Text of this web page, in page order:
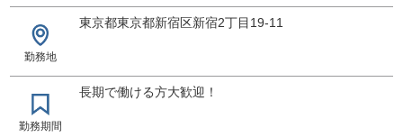
勤務地
東京都東京都新宿区新宿2丁目19-11
勤務期間
長期で働ける方大歓迎！